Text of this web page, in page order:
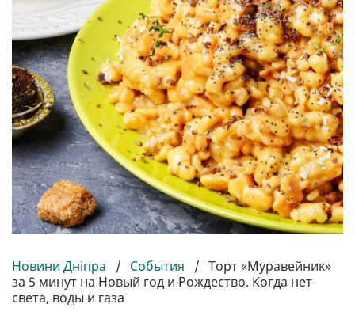
Новини Дніпра / События / Торт «Муравейник»
за 5 минут на Новый год и Рождество. Когда нет
света, воды и газа